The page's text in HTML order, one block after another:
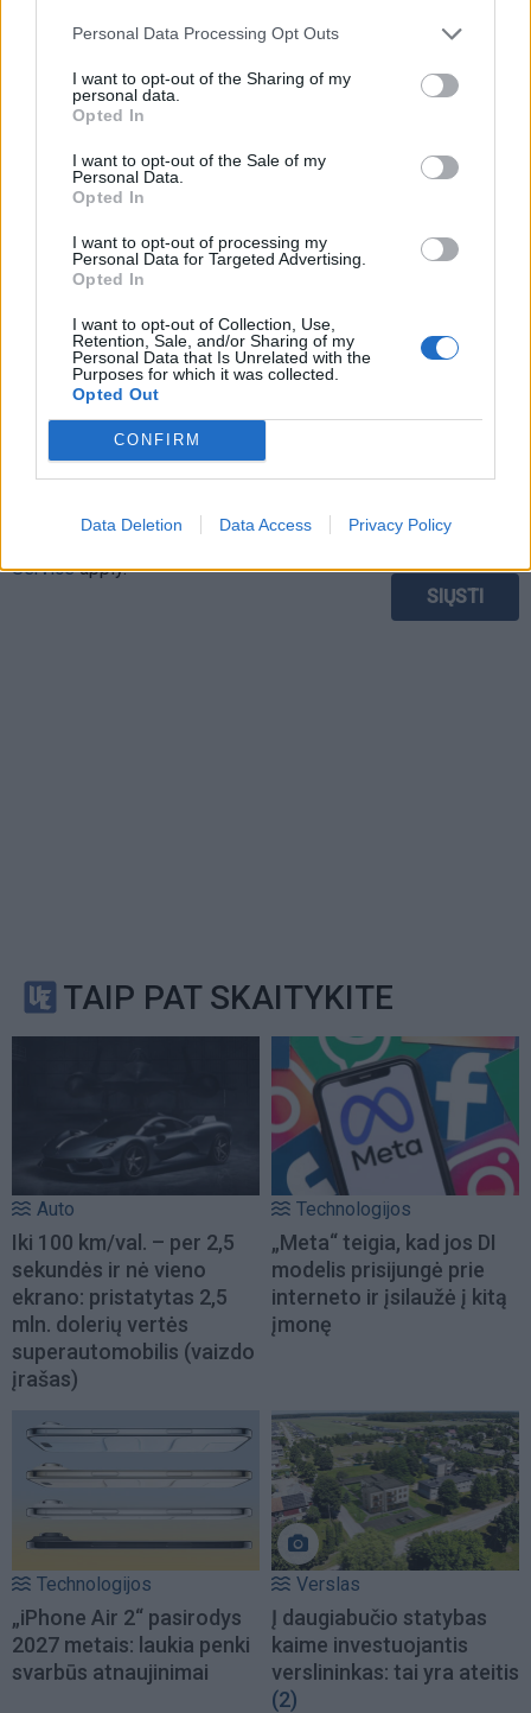
Personal Data Processing Opt Outs
I want to opt-out of the Sharing of my
personal data.
Opted In
I want to opt-out of the Sale of my
Personal Data.
Opted In
I want to opt-out of processing my
Personal Data for Targeted Advertising.
Opted In
I want to opt-out of Collection, Use,
Retention, Sale, and/or Sharing of my
Personal Data that Is Unrelated with the
Purposes for which it was collected.
Opted Out
CONFIRM
Data Deletion Data Access Privacy Policy
Rašyti komentarą
Jūsų vardas
Komentaras
This site is protected by
reCAPTCHA and the Google
Privacy Policy
Terms of
Serviceapply.
TAIP PAT SKAITYKITE
Auto
Iki 100 km/val. – per 2,5
sekundės ir nė vieno
ekrano: pristatytas 2,5
mln. dolerių vertės
superautomobilis (vaizdo
įrašas)
Technologijos
„Meta“ teigia, kad jos DI
modelis prisijungė prie
interneto ir įsilaužė į kitą
įmonę
Technologijos
„iPhone Air 2“ pasirodys
2027 metais: laukia penki
svarbūs atnaujinimai
Verslas
Į daugiabučio statybas
kaime investuojantis
verslininkas: tai yra ateitis
(2)